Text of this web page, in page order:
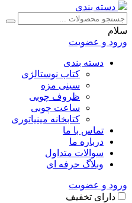
دسته بندی
جستجو
برای:
سلام
ورود و عضویت
دسته بندی
کتاب نوستالژی
سینی مزه
ظروف چوبی
ساعت چوبی
کتابخانه مینیاتوری
تماس با ما
درباره ما
سوالات متداول
وبلاگ حرفه ای
ورود و عضویت
دارای تخفیف